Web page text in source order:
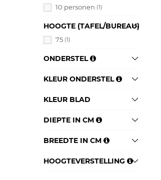
10 personen (1)
HOOGTE (TAFEL/BUREAU)
75 (1)
ONDERSTEL
KLEUR ONDERSTEL
KLEUR BLAD
DIEPTE IN CM
BREEDTE IN CM
HOOGTEVERSTELLING